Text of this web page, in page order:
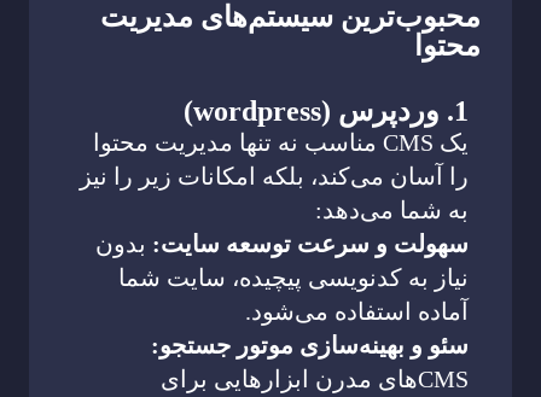
محبوب‌ترین سیستم‌های مدیریت
محتوا
1. وردپرس (wordpress)
یک CMS مناسب نه تنها مدیریت محتوا
را آسان می‌کند، بلکه امکانات زیر را نیز
به شما می‌دهد:
سهولت و سرعت توسعه سایت: بدون
نیاز به کدنویسی پیچیده، سایت شما
آماده استفاده می‌شود.
سئو و بهینه‌سازی موتور جستجو:
CMSهای مدرن ابزارهایی برای